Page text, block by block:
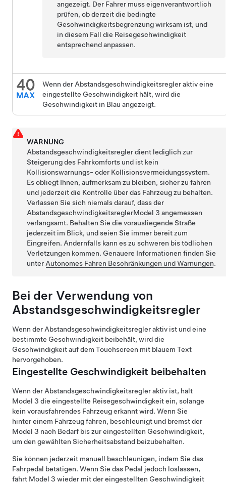
angezeigt. Der Fahrer muss eigenverantwortlich
prüfen, ob derzeit die bedingte
Geschwindigkeitsbegrenzung wirksam ist, und
in diesem Fall die Reisegeschwindigkeit
entsprechend anpassen.
Wenn der Abstandsgeschwindigkeitsregleraktiv eine
eingestellte Geschwindigkeit hält, wird die
Geschwindigkeit in Blau angezeigt.
WARNUNG
Abstandsgeschwindigkeitsreglerdient lediglich zur
Steigerung des Fahrkomforts und ist kein
Kollisionswarnungs- oder Kollisionsvermeidungssystem.
Es obliegt Ihnen, aufmerksam zu bleiben, sicher zu fahren
und jederzeit die Kontrolle über das Fahrzeug zu behalten.
Verlassen Sie sich niemals darauf, dass der
AbstandsgeschwindigkeitsreglerModel 3 angemessen
verlangsamt. Behalten Sie die vorausliegende Straße
jederzeit im Blick, und seien Sie immer bereit zum
Eingreifen. Andernfalls kann es zu schweren bis tödlichen
Verletzungen kommen. Genauere Informationen finden Sie
unter Autonomes Fahren Beschränkungen und Warnungen.
Bei der Verwendung von
Abstandsgeschwindigkeitsregler
Wenn der Abstandsgeschwindigkeitsregleraktiv ist und eine
bestimmte Geschwindigkeit beibehält, wird die
Geschwindigkeit auf dem Touchscreen mit blauem Text
hervorgehoben.
Eingestellte Geschwindigkeit beibehalten
Wenn der Abstandsgeschwindigkeitsregleraktiv ist, hält
Model 3 die eingestellte Reisegeschwindigkeit ein, solange
kein vorausfahrendes Fahrzeug erkannt wird. Wenn Sie
hinter einem Fahrzeug fahren, beschleunigt und bremst der
Model 3 nach Bedarf bis zur eingestellten Geschwindigkeit,
um den gewählten Sicherheitsabstand beizubehalten.
Sie können jederzeit manuell beschleunigen, indem Sie das
Fahrpedal betätigen. Wenn Sie das Pedal jedoch loslassen,
fährt Model 3 wieder mit der eingestellten Geschwindigkeit